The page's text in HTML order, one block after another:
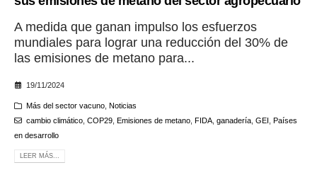
A medida que ganan impulso los esfuerzos
mundiales para lograr una reducción del 30% de
las emisiones de metano para...
19/11/2024
Más del sector vacuno, Noticias
cambio climático, COP29, Emisiones de metano, FIDA, ganadería, GEI
Países
en desarrollo
LEER MÁS...